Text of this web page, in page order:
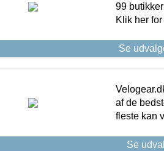
99
Klik her
Se
af de
fleste kan
Se